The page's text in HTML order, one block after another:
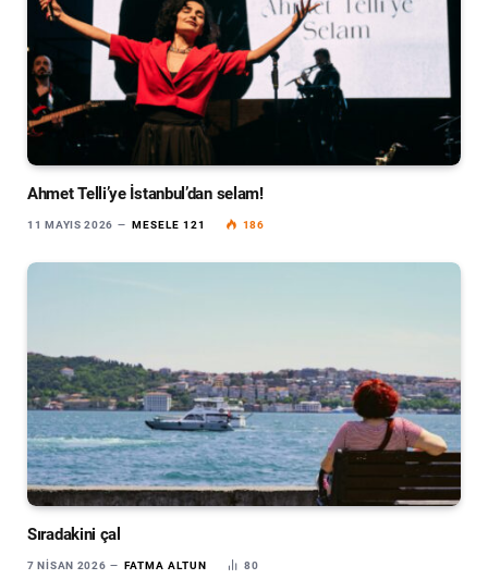
Ahmet Telli’ye İstanbul’dan selam!
11 MAYIS 2026 MESELE 121 186
Sıradakini çal
7 NISAN 2026 FATMA ALTUN 80